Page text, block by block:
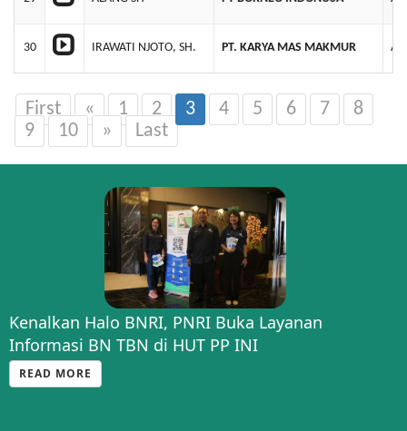
30 IRAWATI NJOTO, SH. PT. KARYA MAS MAKMUR
First « 1 2 3 4 5 6 7
8
9
10 » Last
Kenalkan Halo BNRI, PNRI Buka Layanan
Informasi BN TBN di HUT PP INI
READ MORE